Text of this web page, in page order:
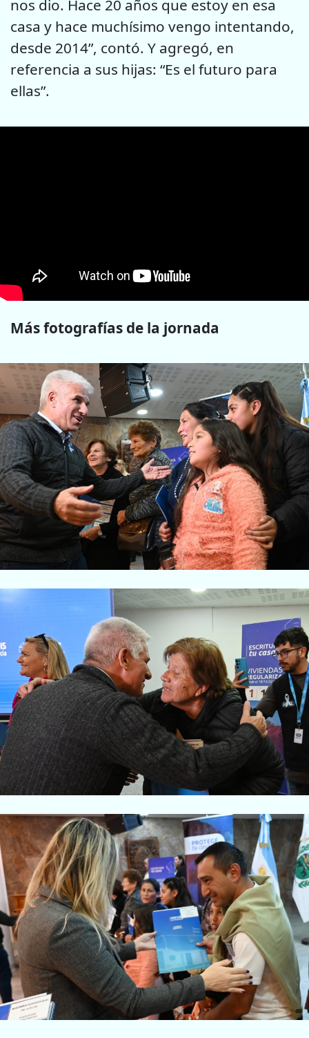
nos dio. Hace 20 años que estoy en esa
casa y hace muchísimo vengo intentando,
desde 2014”, contó. Y agregó, en
referencia a sus hijas: “Es el futuro para
ellas”.
Más fotografías de la jornada